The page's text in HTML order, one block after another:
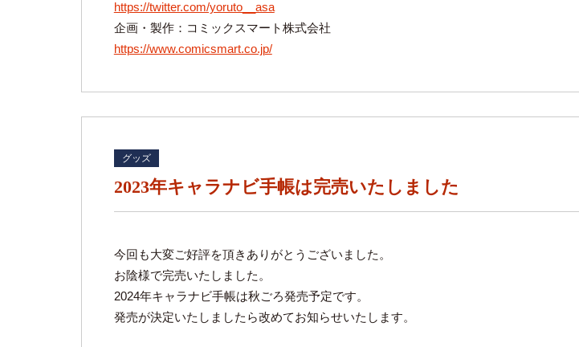
https://twitter.com/yoruto__asa
企画・製作：コミックスマート株式会社
https://www.comicsmart.co.jp/
グッズ
2023年キャラナビ手帳は完売いたしました
今回も大変ご好評を頂きありがとうございました。
お陰様で完売いたしました。
2024年キャラナビ手帳は秋ごろ発売予定です。
発売が決定いたしましたら改めてお知らせいたします。